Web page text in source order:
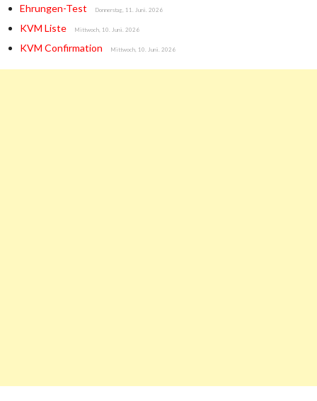
Ehrungen-Test Donnerstag, 11. Juni. 2026
KVM Liste Mittwoch, 10. Juni. 2026
KVM Confirmation Mittwoch, 10. Juni. 2026